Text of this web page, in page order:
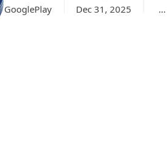
تحميل العاب مهكرة للاندرويد Apk برابط مباشر 2026 مجانًا
Dec 31, 2025
GooglePlay